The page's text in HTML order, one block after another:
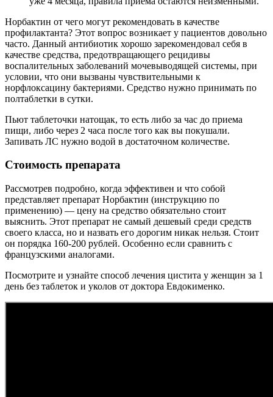
Норбактин от чего могут рекомендовать в качестве
профилактанта? Этот вопрос возникает у пациентов довольно
часто. Данный антибиотик хорошо зарекомендовал себя в
качестве средства, предотвращающего рецидивы
воспалительных заболеваний мочевыводящей системы, при
условии, что они вызваны чувствительными к
норфлоксацину бактериями. Средство нужно принимать по
полтаблетки в сутки.
Пьют таблеточки натощак, то есть либо за час до приема
пищи, либо через 2 часа после того как вы покушали.
Запивать ЛС нужно водой в достаточном количестве.
Стоимость препарата
Рассмотрев подробно, когда эффективен и что собой
представляет препарат Норбактин (инструкцию по
применению) — цену на средство обязательно стоит
выяснить. Этот препарат не самый дешевый среди средств
своего класса, но и назвать его дорогим никак нельзя. Стоит
он порядка 160-200 рублей. Особенно если сравнить с
французскими аналогами.
Посмотрите и узнайте способ лечения цистита у женщин за 1
день без таблеток и уколов от доктора Евдокименко.